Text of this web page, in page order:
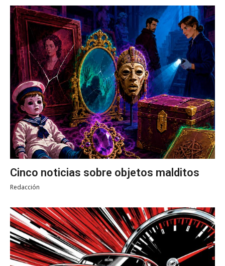
Cinco noticias sobre objetos malditos
Redacción